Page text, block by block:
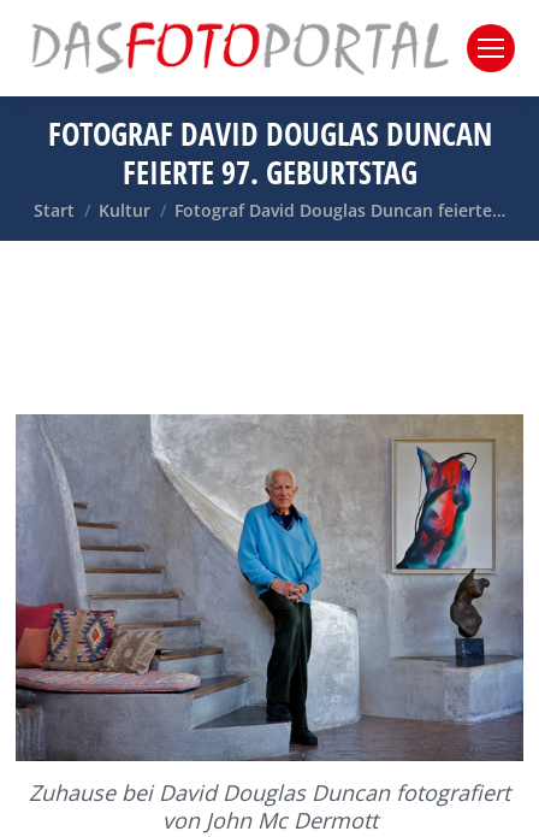
FOTOGRAF DAVID DOUGLAS DUNCAN
FEIERTE 97. GEBURTSTAG
Sie befinden sich hier:
Start Kultur Fotograf David Douglas Duncan feierte…
Zuhause bei David Douglas Duncan fotografiert
von John Mc Dermott